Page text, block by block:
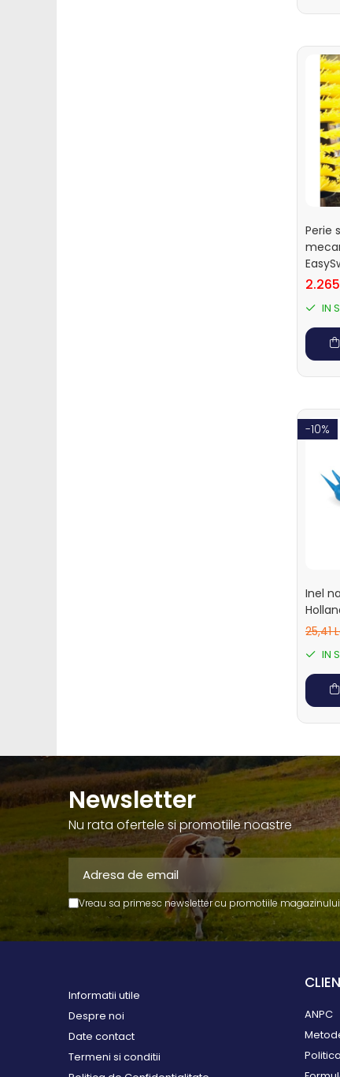
Accesorii identificare animale
Curele si numere
Vopsele, sprayuri, markere
Roboti ferma
Automate alaptare
Articole veterinare
Perii de scarpinat
Saltele si covoare
Separatoare de cusete
Ventilatie si climatizare
Perie
IN
-10%
Inel
25,41
IN
Newsletter
Nu rata ofertele si promotiile noastre
Vreau sa primesc newsletter cu promotiile
Informatii utile
Despre noi
Date contact
Termeni si conditii
ANPC